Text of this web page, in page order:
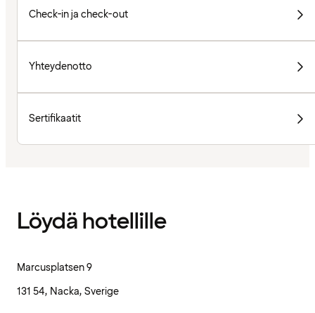
Check-in ja check-out
Yhteydenotto
Sertifikaatit
Löydä hotellille
Marcusplatsen 9
131 54, Nacka, Sverige